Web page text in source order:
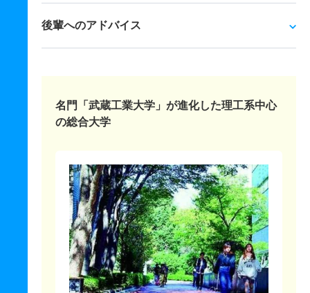
後輩へのアドバイス
名門「武蔵工業大学」が進化した理工系中心
の総合大学